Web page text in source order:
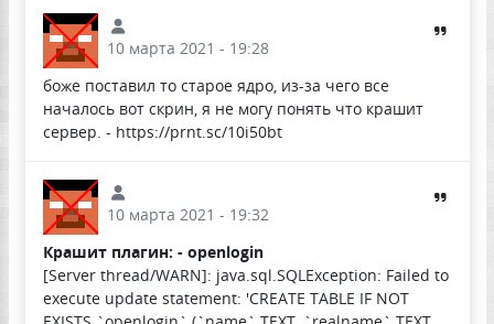
10 марта 2021 - 19:28
боже поставил то старое ядро, из-за чего все
началось вот скрин, я не могу понять что крашит
сервер. - https://prnt.sc/10i50bt
10 марта 2021 - 19:32
Крашит плагин: - openlogin
[Server thread/WARN]: java.sql.SQLException: Failed to
execute update statement: 'CREATE TABLE IF NOT